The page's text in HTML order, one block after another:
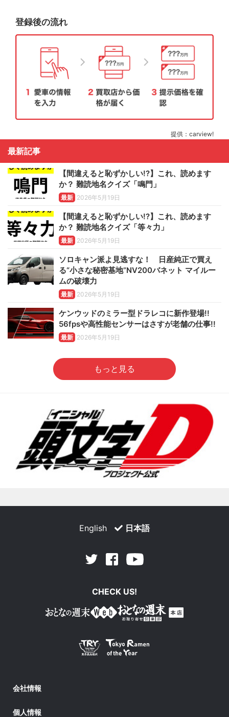
登録後の流れ
提供：carview!
最新記事
【間違えると恥ずかしい!?】これ、読めます
か？ 難読地名クイズ「鳴門」
最新 2026年5月19日
【間違えると恥ずかしい!?】これ、読めます
か？ 難読地名クイズ「等々力」
最新 2026年5月19日
ソロキャン派よ見逃すな！ 日産純正で買え
る“小さな秘密基地”NV200バネット マイルー
ムの破壊力
最新 2026年5月19日
ケンウッドのミラー型ドラレコに新作登場!!
56fpsや高性能センサーはさすが老舗の仕事!!
最新 2026年5月19日
もっと見る
English 日本語
Twitter Facebook
CHECK US!
会社情報
個人情報